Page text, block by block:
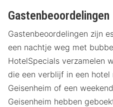
Gastenbeoordelingen
Gastenbeoordelingen zijn
een nachtje weg met
HotelSpecials verzamelen
die een verblijf in een
Geisenheim of een
Geisenheim hebben